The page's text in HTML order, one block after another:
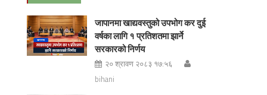
जापानमा खाद्यवस्तुको उपभोग कर दुई
वर्षका लागि १ प्रतिशतमा झार्ने
सरकारको निर्णय
२० श्रावण २०८३ १७:५६
bihani